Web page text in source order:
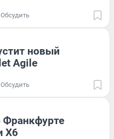
Обсудить
новый
Agile
Обсудить
Франкфурте
X6